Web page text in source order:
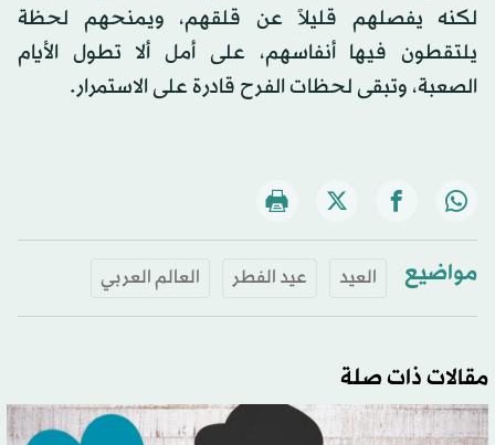
لكنه يفصلهم قليلاً عن قلقهم، ويمنحهم لحظة
يلتقطون فيها أنفاسهم، على أمل ألا تطول الأيام
الصعبة، وتبقى لحظات الفرح قادرة على الاستمرار.
مواضيع العيد عيد الفطر العالم العربي
مقالات ذات صلة